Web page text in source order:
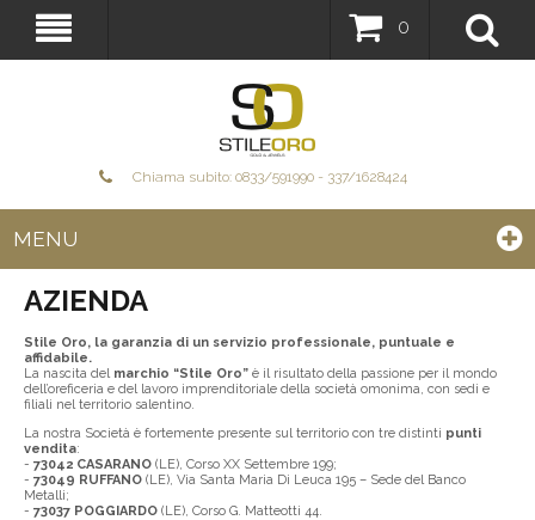
0
Chiama subito: 0833/591990 - 337/1628424
MENU
AZIENDA
Stile Oro, la garanzia di un servizio professionale, puntuale e
affidabile.
La nascita del marchio “Stile Oro”è il risultato della passione per il mondo
dell’oreficeria e del lavoro imprenditoriale della società omonima, con sedi e
filiali nel territorio salentino.
La nostra Società è fortemente presente sul territorio con tre distinti punti
vendita:
- 73042 CASARANO(LE), Corso XX Settembre 199;
- 73049 RUFFANO(LE), Via Santa Maria Di Leuca 195 – Sede del Banco
Metalli;
- 73037 POGGIARDO(LE), Corso G. Matteotti 44.